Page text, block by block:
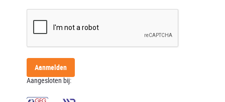
Aanmelden
Aangesloten bij: